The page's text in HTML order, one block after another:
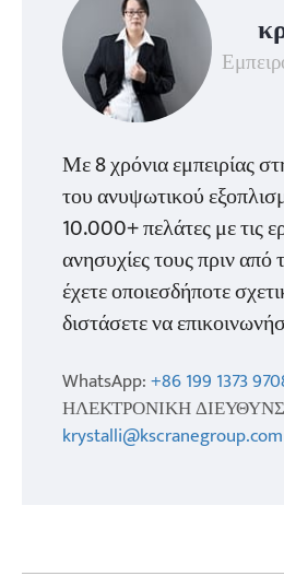
Με 8 χρόνια εμπειρίας
του ανυψωτικού
10.000+ πελάτες με τις
ανησυχίες τους πριν
έχετε οποιεσδήποτε
διστάσετε να
WhatsApp:+86 199 1373
ΗΛΕΚΤΡΟΝΙΚΗ
krystalli@kscranegroup.com